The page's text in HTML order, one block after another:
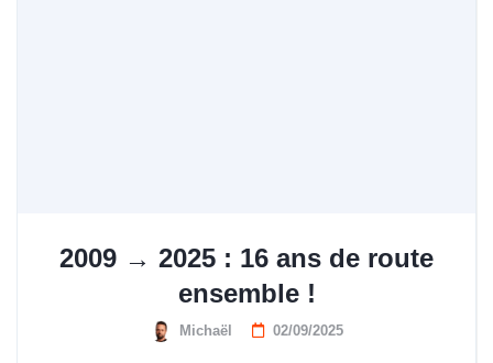
2009 → 2025 : 16 ans de route
ensemble !
Michaël 02/09/2025